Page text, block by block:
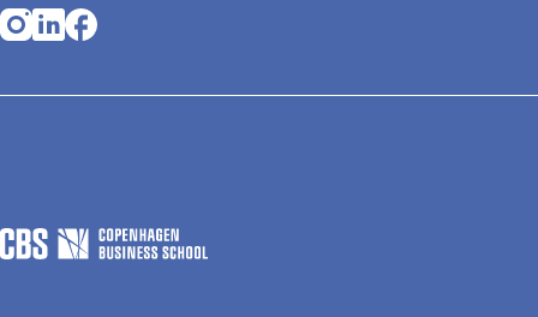
Opens in a new tab
Opens in a new tab
Opens in a new tab